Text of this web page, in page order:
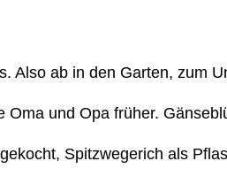
Also ab in den Garten, zum
Oma und Opa früher.
Spitzwegerich als